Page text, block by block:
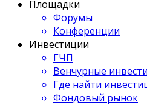
Площадки
Форумы
Конференции
Инвестиции
ГЧП
Венчурные
Где найти
Фондовый рынок